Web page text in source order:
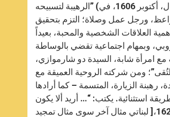
الرهيبة لتسبيحه” (رسالة إلى الأم دو شانتال، أكتوبر 1606، في Oeuvres، منشورات ماكي، XIII، ص. 223). ومع ذلك، كان
ورجل عمل وصلاة؛ التزم بتحقيق
العلاقات الشخصية والمحبة، بعيداً
وبمهام اجتماعية تقضي بالوساطة
امرأة شابة، السيدة دو شارموازي،
ومن شركته الروحية العميقة مع
الزيارة، المتسمة – كما أرادها
استثنائية. يكتب: “… أريد ألا يكون
لبناتي مثال آخر سوى مثال تمجيد ]ربنا[ بتواضعهن” (الرسالة إلى المونسنيور دو ماركمون، يونيو 1615). وتوفي سنة 1622،